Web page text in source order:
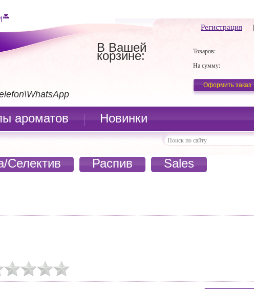
Регистрация |
В Вашей
корзине: Товаров:
На сумму:
Оформить заказ
ароматов Новинки
Селектив Распив Sales